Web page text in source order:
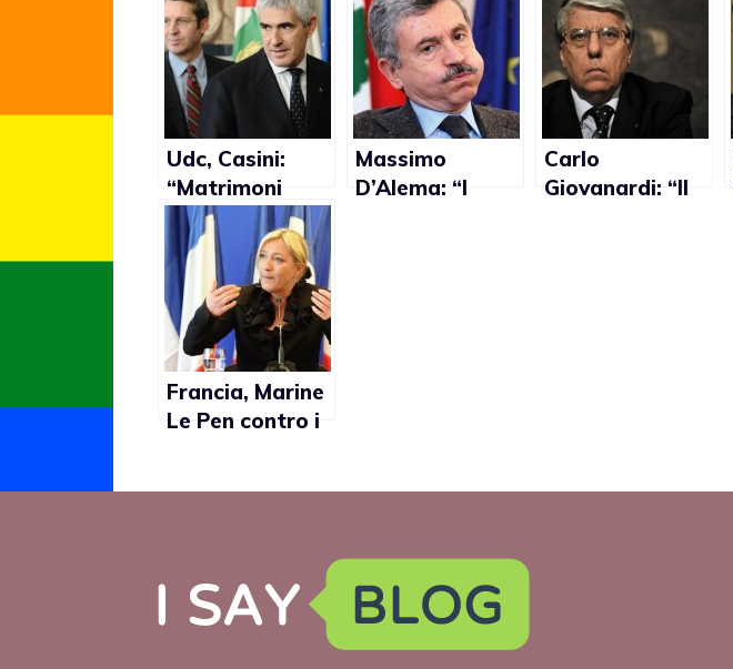
Udc, Casini:
“Matrimoni
gay? Incivili”
Massimo
D’Alema: “I
Carlo
Giovanardi: “Il
Francia, Marine
Le Pen contro i
poligamia?”